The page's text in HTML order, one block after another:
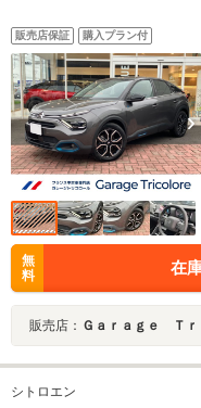
販売店保証 購入プラン付
無
料
在
販売店： Ｇａｒａｇｅ Ｔｒ
シトロエン